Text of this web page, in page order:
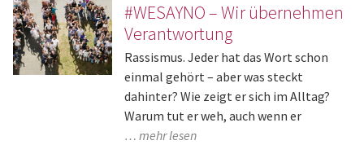
#WESAYNO – Wir übernehmen
Verantwortung
Rassismus. Jeder hat das Wort schon
einmal gehört – aber was steckt
dahinter? Wie zeigt er sich im Alltag?
Warum tut er weh, auch wenn er
… mehr lesen